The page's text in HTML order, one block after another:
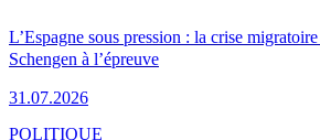
L’Espagne sous pression : la crise
Schengen à l’épreuve
31.07.2026
POLITIQUE